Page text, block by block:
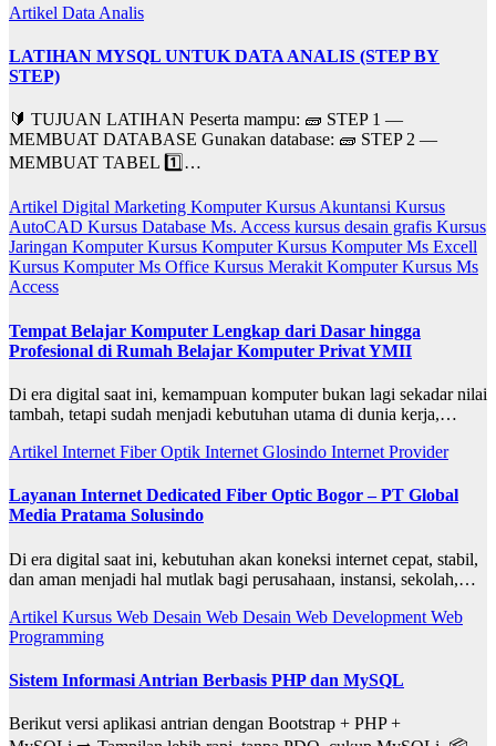
Artikel Data Analis
LATIHAN MYSQL UNTUK DATA ANALIS (STEP BY
STEP)
🔰 TUJUAN LATIHAN Peserta mampu: 🧱 STEP 1 —
MEMBUAT DATABASE Gunakan database: 🧱 STEP 2 —
MEMBUAT TABEL 1️⃣…
Artikel Digital Marketing KomputerKursus Akuntansi Kursus
AutoCAD Kursus Database Ms. Access kursus desain grafis Kursus
Jaringan KomputerKursus KomputerKursus Komputer Ms Excell
Kursus Komputer Ms Office Kursus Merakit KomputerKursus Ms
Access
Tempat Belajar Komputer Lengkap dari Dasar hingga
Profesional di Rumah Belajar Komputer Privat YMII
Di era digital saat ini, kemampuan komputer bukan lagi sekadar nilai
tambah, tetapi sudah menjadi kebutuhan utama di dunia kerja,…
Artikel Internet Fiber Optik Internet Glosindo Internet Provider
Layanan Internet Dedicated Fiber Optic Bogor – PT Global
Media Pratama Solusindo
Di era digital saat ini, kebutuhan akan koneksi internet cepat, stabil,
dan aman menjadi hal mutlak bagi perusahaan, instansi, sekolah,…
Artikel Kursus Web Desain Web Desain Web Development Web
Programming
Sistem Informasi Antrian Berbasis PHP dan MySQL
Berikut versi aplikasi antrian dengan Bootstrap + PHP +